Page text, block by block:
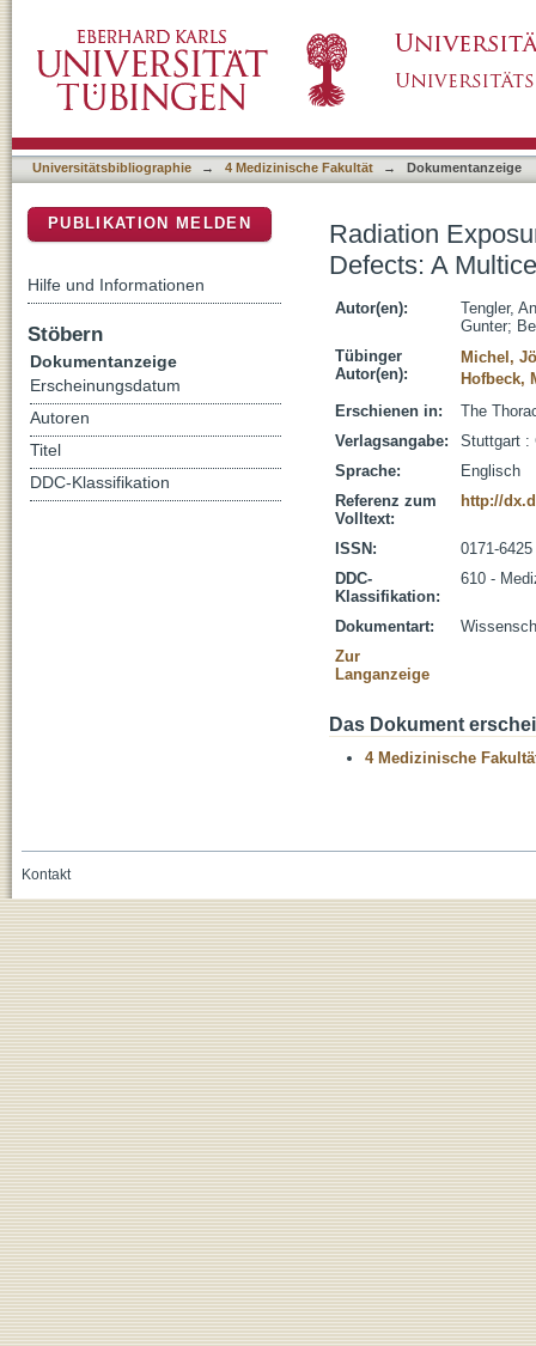
German Registry Analysis 2012-2020
Universitätsbibliographie → 4 Medizinische Fakultät → Dokumentanzeige
Radiation
Defects: A
Autor(en):
Tengler,
Gunter;
Tübinger
Autor(en):
Michel,
Hofbeck,
Erschienen in:
The
Verlagsangabe:
Stuttgart :
Sprache:
Englisch
Referenz zum
Volltext:
http://
ISSN:
0171-6425
DDC-
Klassifikation:
610 -
Dokumentart:
Zur
Langanzeige
Das Dokument
4 Medizinische
PUBLIKATION MELDEN
Hilfe und Informationen
Stöbern
Dokumentanzeige
Erscheinungsdatum
Autoren
Titel
DDC-Klassifikation
Kontakt